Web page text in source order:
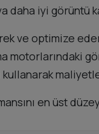
daha iyi görüntü
optimize
kullanarak
en üst düzeye